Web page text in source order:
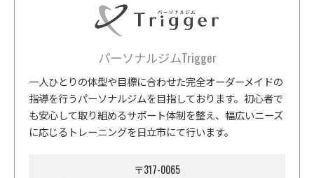
パーソナルジムTrigger
一人ひとりの体型や目標に合わせた完全オーダーメイドの
指導を行うパーソナルジムを目指しております。初心者で
も安心して取り組めるサポート体制を整え、幅広いニーズ
に応じるトレーニングを日立市にて行います。
〒317-0065